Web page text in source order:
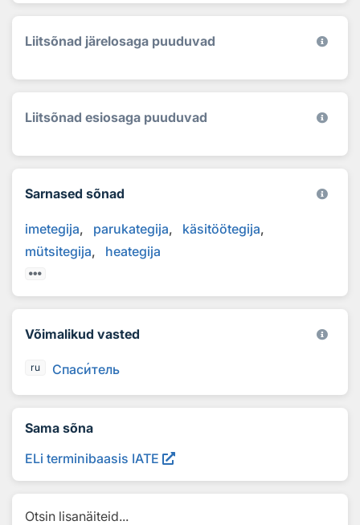
Liitsõnad järelosaga puuduvad
Liitsõnad esiosaga puuduvad
Sarnased sõnad
imetegija parukategija
käsitöötegija
mütsitegija
heategija
Võimalikud vasted
ru Спаситель
Sama sõna
ELi terminibaasis IATE
Otsin lisanäiteid...